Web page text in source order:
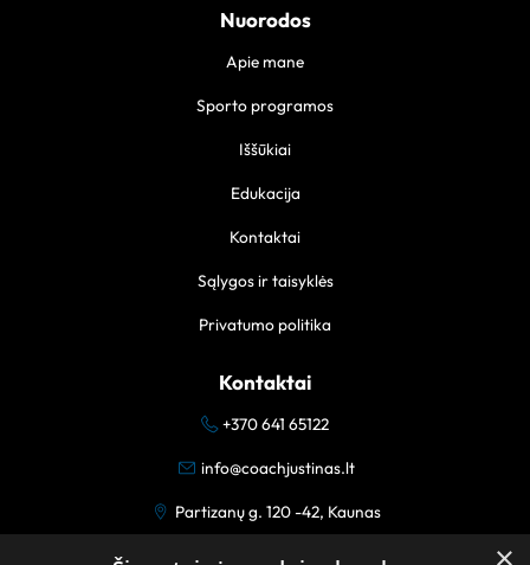
Nuorodos
Apie mane
Sporto programos
Iššūkiai
Edukacija
Kontaktai
Sąlygos ir taisyklės
Privatumo politika
Kontaktai
+370 641 65122
info@coachjustinas.lt
Partizanų g. 120 -42, Kaunas